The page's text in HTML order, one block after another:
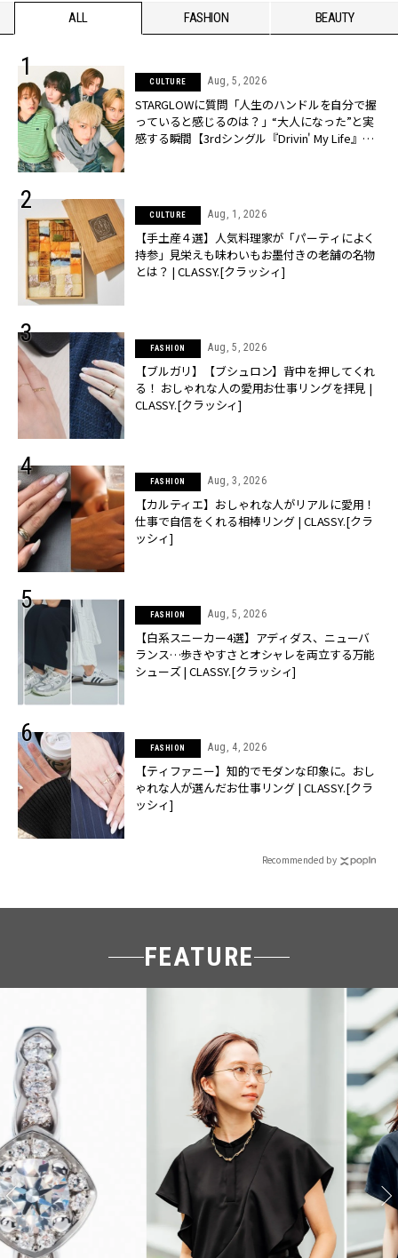
ALL FASHION BEAUTY
CULTURE Aug, 5, 2026
STARGLOWに質問「人生のハンドルを自分で握
っていると感じるのは？」“大️人になった”と実
感する瞬間【3rdシングル『Drivin' My Life』発
CULTURE Aug, 1, 2026
【手土産４選】人気料理家が「パーティによく
持参」見栄えも味わいもお墨付きの老舗の名物
とは？ | CLASSY.[クラッシィ]
FASHION Aug, 5, 2026
【ブルガリ】【ブシュロン】背中を押してくれ
る！ おしゃれな人の愛用お仕事リングを拝見 |
CLASSY.[クラッシィ]
FASHION Aug, 3, 2026
【カルティエ】おしゃれな人がリアルに愛用！
仕事で自信をくれる相棒リング | CLASSY.[クラ
ッシィ]
FASHION Aug, 5, 2026
【白系スニーカー4選】アディダス、ニューバ
ランス…歩きやすさとオシャレを両立する万能
シューズ | CLASSY.[クラッシィ]
FASHION Aug, 4, 2026
【ティファニー】知的でモダンな印象に。おし
ゃれな人が選んだお仕事リング | CLASSY.[クラ
ッシィ]
Recommended by
FEATURE